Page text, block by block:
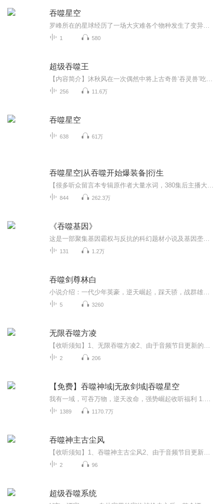
吞噬星空
1 580
超级吞噬王
256 11.6万
吞噬星空
638 61万
吞噬星空|从吞噬开始爆装备|衍生
844 262.3万
《吞噬基因》
131 1.2万
吞噬剑尊林白
5 3260
无限吞噬方凌
2 206
【免费】吞噬神域|无敌剑域|吞噬星空
1389 1170.7万
吞噬神主古尘风
2 96
超级吞噬系统